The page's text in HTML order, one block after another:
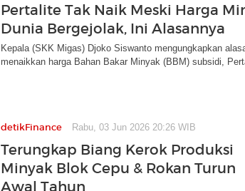
Pertalite Tak Naik Meski Harga
Dunia Bergejolak, Ini Alasannya
Kepala (SKK Migas) Djoko Siswanto mengungkapkan
menaikkan harga Bahan Bakar Minyak (BBM) subsidi,
detikFinance Rabu, 03 Jun 2026 20:26 WIB
Terungkap Biang Kerok Produksi
Minyak Blok Cepu & Rokan Turun
Awal Tahun